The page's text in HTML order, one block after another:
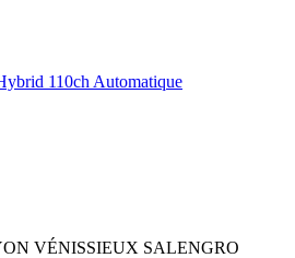
110ch Automatique
VÉNISSIEUX SALENGRO